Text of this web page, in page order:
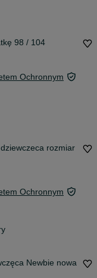
98 / 104
Ochronnym
rozmiar
Ochronnym
Newbie nowa